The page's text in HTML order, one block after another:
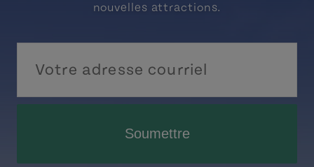
nouvelles attractions.
Soumettre